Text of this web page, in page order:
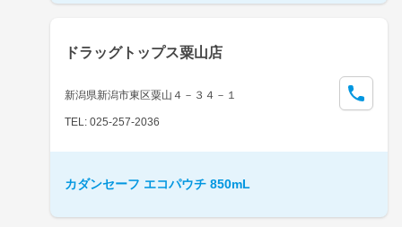
ドラッグトップス粟山店
新潟県新潟市東区粟山４－３４－１
TEL: 025-257-2036
カダンセーフ エコパウチ 850mL